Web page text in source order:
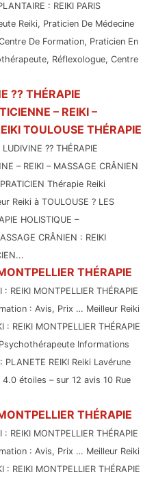
: REIKI PARIS
Reiki, Praticien De Médecine
De Formation, Praticien En
Réflexologue, Centre
?? THÉRAPIE
– REIKI –
TOULOUSE THÉRAPIE
?? THÉRAPIE
– REIKI – MASSAGE CRÂNIEN
Thérapie Reiki
Reiki à TOULOUSE ? LES
HOLISTIQUE –
CRÂNIEN : REIKI
THÉRAPIE
: REIKI MONTPELLIER THÉRAPIE
: Avis, Prix … Meilleur Reiki
: REIKI MONTPELLIER THÉRAPIE
Informations
PLANETE REIKI Reiki Lavérune
étoiles – sur 12 avis 10 Rue
THÉRAPIE
: REIKI MONTPELLIER THÉRAPIE
: Avis, Prix … Meilleur Reiki
: REIKI MONTPELLIER THÉRAPIE